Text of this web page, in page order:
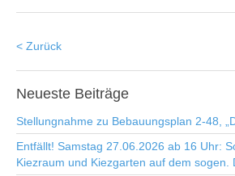
< Zurück
Neueste Beiträge
Stellungnahme zu Bebauungsplan 2-48,
Entfällt! Samstag 27.06.2026 ab 16 Uhr:
Kiezraum und Kiezgarten auf dem sogen.